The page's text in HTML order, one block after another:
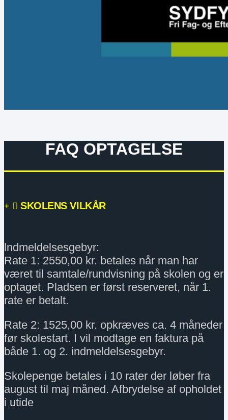
FAQ OPTAGELSE
SKOLENS VILKÅR
lndmeldelsesgebyr:
Rate 1: 2550,00 kr. betales når man har
været til samtale/rundvisning på skolen og er
optaget. Pladsen er først reserveret, når 1.
rate er betalt.
Rate 2: 1525,00 kr. opkræves ca. 4 måneder
før skolestart. I vil modtage en faktura på
både 1. og 2. indmeldelsesgebyr.
Skolepenge betales i 10 rater der løber fra
august til maj måned. Afbrydelse af opholdet
i utide